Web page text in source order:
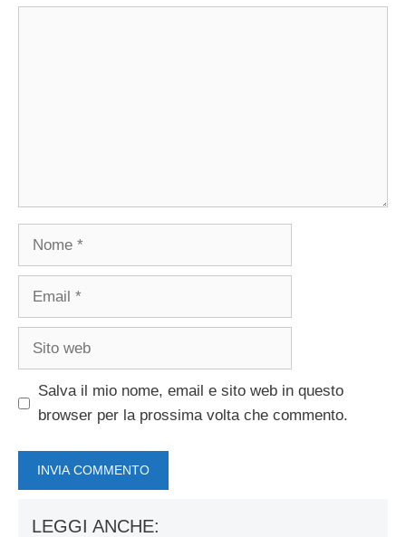
Nome
Email
Sito
Salva il mio nome, email e sito web in questo
browser per la prossima volta che commento.
LEGGI ANCHE: